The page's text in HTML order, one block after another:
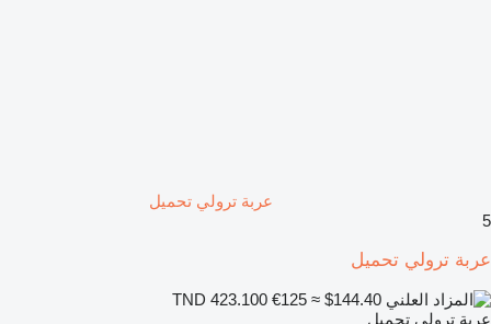
عربة ترولي تحميل
5
عربة ترولي تحميل
€125 ≈ $144.40
عربة ترولي تحميل